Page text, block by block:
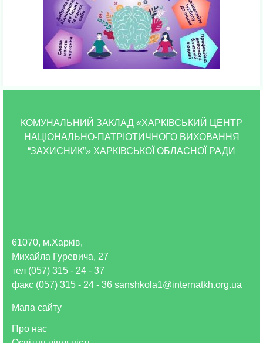
КОМУНАЛЬНИЙ ЗАКЛАД «ХАРКІВСЬКИЙ ЦЕНТР
НАЦІОНАЛЬНО-ПАТРІОТИЧНОГО ВИХОВАННЯ
“ЗАХИСНИК”» ХАРКІВСЬКОЇ ОБЛАСНОЇ РАДИ
Про нас
61070, м.Харків,
Михайла Гуревича, 27
тел (057) 315 - 24 - 37
факс (057) 315 - 24 - 36 sanshkola1@internatkh.org.ua
Мапа сайту